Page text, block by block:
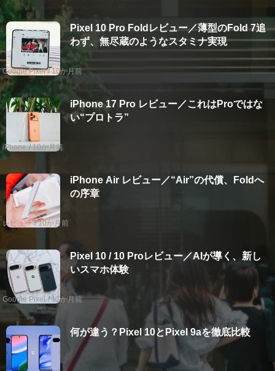
Pixel 10 Pro Foldレビュー／薄型のFold 7追
わず、無尽蔵のようなスタミナ実現
Google Pixel 10か月前
iPhone 17 Pro レビュー／これはProではな
い“プロトラ”
iPhone 10か月前
iPhone Air レビュー／“Air”の代償、Foldへ
の序章
レビュー 10か月前
Pixel 10 / 10 Proレビュー／AIが導く、新し
いスマホ体験
Google Pixel 11か月前
何が違う？Pixel 10とPixel 9aを徹底比較